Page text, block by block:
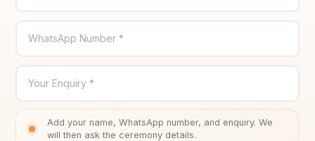
WhatsApp Number *
Your Enquiry *
Add your name, WhatsApp number, and enquiry. We
will then ask the ceremony details.